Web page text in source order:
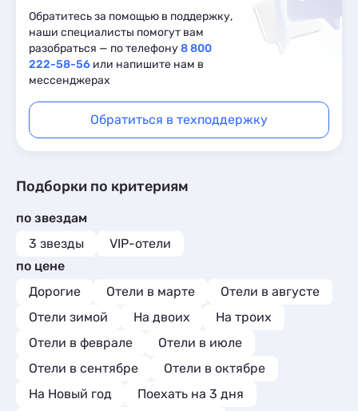
Обратитесь за помощью в поддержку,
наши специалисты помогут вам
разобраться — по телефону8 800
222-58-56 или напишите нам в
мессенджерах
Обратиться в техподдержку
Подборки по критериям
по звездам
3 звезды
VIP-отели
по цене
Дорогие
Отели в марте
Отели в августе
Отели зимой
На двоих
На троих
Отели в феврале
Отели в июле
Отели в сентябре
Отели в октябре
На Новый год
Поехать на 3 дня